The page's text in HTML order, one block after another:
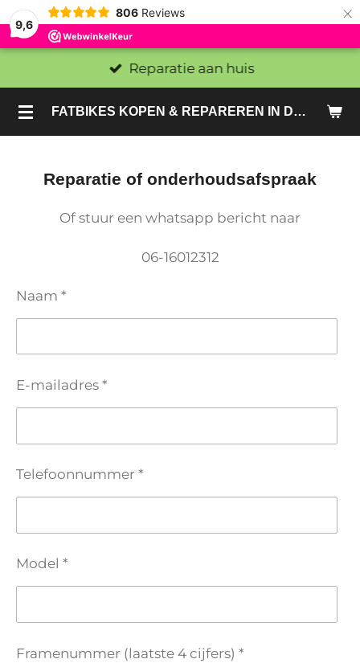
9,6
806 Reviews ×
FATBIKES KOPEN & REPAREREN IN DEN HAAG EN ZOETERMEER - SACHE BIKES
Reparatie aan huis
Reparatie of onderhoudsafspraak
Of stuur een whatsapp bericht naar
06-16012312
Naam *
E-mailadres *
Telefoonnummer *
Model *
Framenummer (laatste 4 cijfers) *